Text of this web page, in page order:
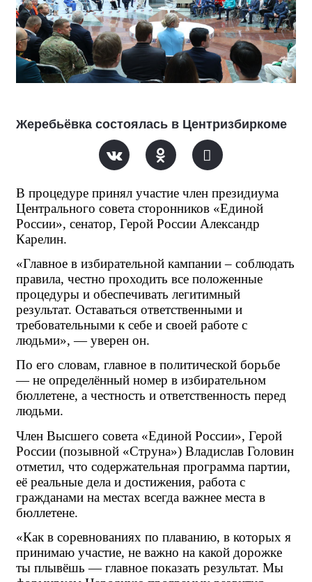
Жеребьёвка состоялась в Центризбиркоме
В процедуре принял участие член президиума
Центрального совета сторонников «Единой
России», сенатор, Герой России Александр
Карелин.
«Главное в избирательной кампании – соблюдать
правила, честно проходить все положенные
процедуры и обеспечивать легитимный
результат. Оставаться ответственными и
требовательными к себе и своей работе с
людьми», — уверен он.
По его словам, главное в политической борьбе
— не определённый номер в избирательном
бюллетене, а честность и ответственность перед
людьми.
Член Высшего совета «Единой России», Герой
России (позывной «Струна») Владислав Головин
отметил, что содержательная программа партии,
её реальные дела и достижения, работа с
гражданами на местах всегда важнее места в
бюллетене.
«Как в соревнованиях по плаванию, в которых я
принимаю участие, не важно на какой дорожке
ты плывёшь — главное показать результат. Мы